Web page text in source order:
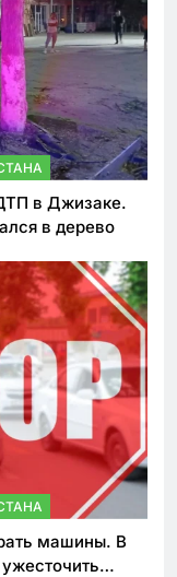
в Джизаке.
в дерево
машины. В